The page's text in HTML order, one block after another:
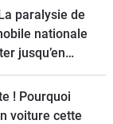
paralysie de
nationale
jusqu’en
! Pourquoi
voiture cette